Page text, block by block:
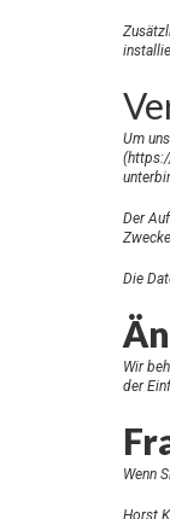
Um
(
Der
Die
Wir
der
Wenn
Horst